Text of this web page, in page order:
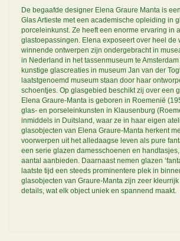
De begaafde designer Elena Graure Manta is
Glas Artieste met een academische opleiding in
porceleinkunst. Ze heeft een enorme ervaring in
glastoepassingen. Elena exposeert over heel de
winnende ontwerpen zijn ondergebracht in
in Nederland in het tassenmuseum te
kunstige glascreaties in museum Jan van der
laatstgenoemd museum staan door haar
schoentjes. Op glasgebied beschikt zij over een
Elena Graure-Manta is geboren in Roemenië
glas- en porseleinkunsten in Klausenburg
inmiddels in Duitsland, waar ze in haar eigen
glasobjecten van Elena Graure-Manta herkent
voorwerpen uit het alledaagse leven als pure
een serie glazen damesschoenen en
aantal aanbieden. Daarnaast nemen glazen
laatste tijd een steeds prominentere plek in
glasobjecten van Graure-Manta zijn zeer
details, wat elk object uniek en spannend maakt.